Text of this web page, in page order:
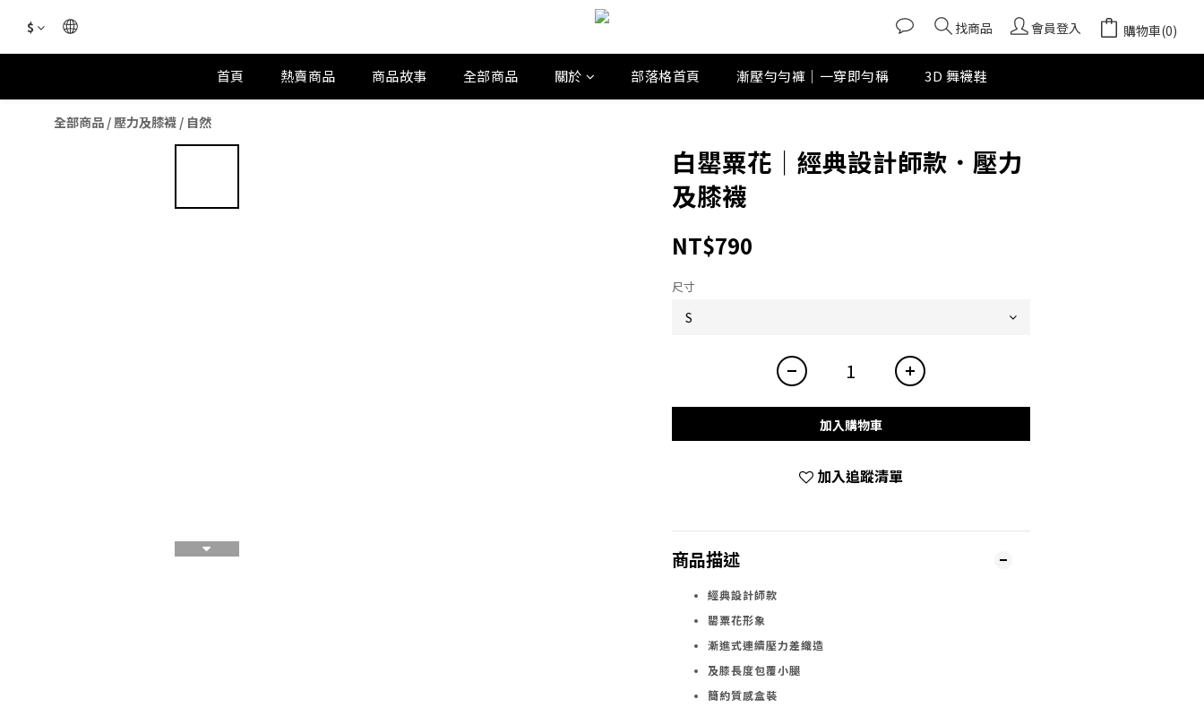
$ 找商品 會員登入 購物車(0)
首頁 熱賣商品 商品故事 全部商品 關於 部落格首頁 漸壓勻勻褲｜一穿即勻稱 3D 舞襪鞋
全部商品 /壓力及膝襪 / 自然
白罌粟花｜經典設計師款．壓力
及膝襪
NT$790
尺寸
加入購物車
加入追蹤清單
商品描述
經典設計師款
罌粟花形象
漸進式連續壓力差織造
及膝長度包覆小腿
簡約質感盒裝